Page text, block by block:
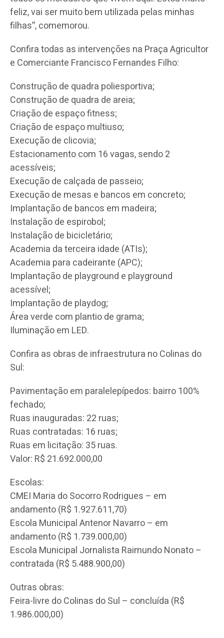
feliz, vai ser muito bem utilizada pelas minhas
filhas”, comemorou.
Confira todas as intervenções na Praça Agricultor
e Comerciante Francisco Fernandes Filho:
Construção de quadra poliesportiva;
Construção de quadra de areia;
Criação de espaço fitness;
Criação de espaço multiuso;
Execução de clicovia;
Estacionamento com 16 vagas, sendo 2
acessíveis;
Execução de calçada de passeio;
Execução de mesas e bancos em concreto;
Implantação de bancos em madeira;
Instalação de espirobol;
Instalação de bicicletário;
Academia da terceira idade (ATIs);
Academia para cadeirante (APC);
Implantação de playground e playground
acessível;
Implantação de playdog;
Área verde com plantio de grama;
Iluminação em LED.
Confira as obras de infraestrutura no Colinas do
Sul:
Pavimentação em paralelepípedos: bairro 100%
fechado;
Ruas inauguradas: 22 ruas;
Ruas contratadas: 16 ruas;
Ruas em licitação: 35 ruas.
Valor: R$ 21.692.000,00
Escolas:
CMEI Maria do Socorro Rodrigues – em
andamento (R$ 1.927.611,70)
Escola Municipal Antenor Navarro – em
andamento (R$ 1.739.000,00)
Escola Municipal Jornalista Raimundo Nonato –
contratada (R$ 5.488.900,00)
Outras obras:
Feira-livre do Colinas do Sul – concluída (R$
1.986.000,00)